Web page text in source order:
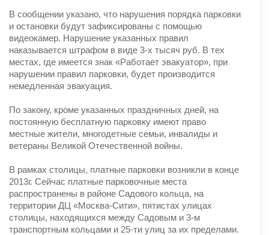
В сообщении указано, что нарушения порядка парковки
и остановки будут зафиксированы с помощью
видеокамер. Нарушение указанных правил
наказывается штрафом в виде 3-х тысяч руб. В тех
местах, где имеется знак «Работает эвакуатор», при
нарушении правил парковки, будет производится
немедленная эвакуация.
По закону, кроме указанных праздничных дней, на
постоянную бесплатную парковку имеют право
местные жители, многодетные семьи, инвалиды и
ветераны Великой Отечественной войны.
В рамках столицы, платные парковки возникли в конце
2013г. Сейчас платные парковочные места
распространены в районе Садового кольца, на
территории ДЦ «Москва-Сити», пятистах улицах
столицы, находящихся между Садовым и 3-м
транспортным кольцами и 25-ти улиц за их пределами.